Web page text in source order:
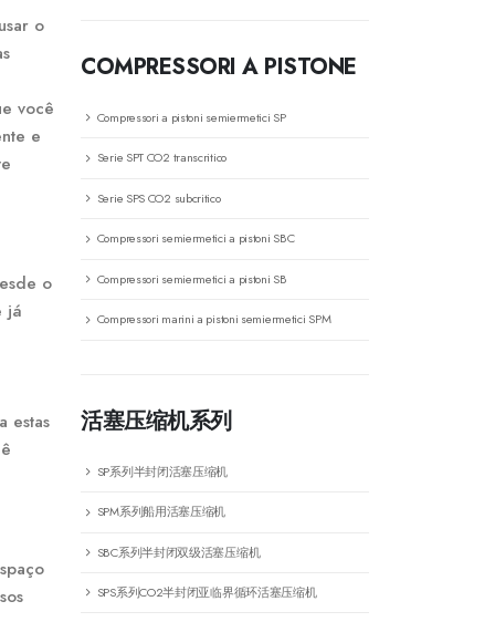
o
você
e
o
já
estas
COMPRESSORI A PISTONE
Compressori a pistoni semiermetici SP
Serie SPT CO2 transcritico
Serie SPS CO2 subcritico
Compressori semiermetici a pistoni SBC
Compressori semiermetici a pistoni SB
Compressori marini a pistoni semiermetici SPM
活塞压缩机系列
SP系列半封闭活塞压缩机
SPM系列船用活塞压缩机
SBC系列半封闭双级活塞压缩机
SPS系列CO2半封闭亚临界循环活塞压缩机